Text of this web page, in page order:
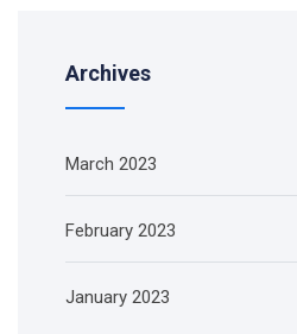
Archives
March 2023
February 2023
January 2023